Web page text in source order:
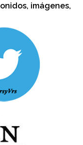
imágenes,